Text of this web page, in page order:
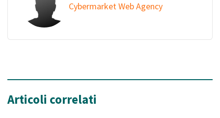
Cybermarket Web Agency
Articoli correlati